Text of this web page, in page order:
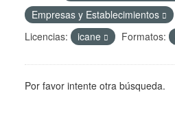
Empresas y Establecimientos
Licencias:
icane Formatos:
Por favor intente otra búsqueda.